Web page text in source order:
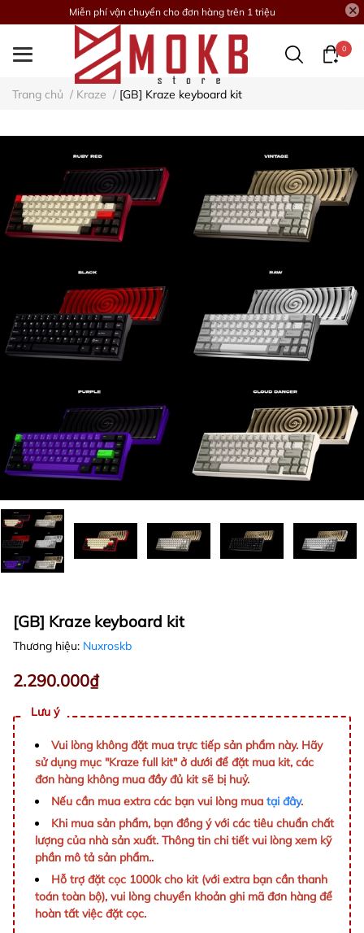
Miễn phí vận chuyển cho đơn hàng trên 1 triệu
0
Trang chủ / Kraze / [GB] Kraze keyboard kit
[GB] Kraze keyboard kit
Thương hiệu: Nuxroskb
2.290.000₫
Lưu ý
Vui lòng không đặt mua trực tiếp sản phẩm này. Hãy
sử dụng mục "Kraze full kit" ở dưới để đặt mua kit, các
đơn hàng không mua đầy đủ kit sẽ bị huỷ.
Nếu cần mua extra các bạn vui lòng mua tại đây.
Khi mua sản phẩm, bạn đồng ý với các tiêu chuẩn chất
lượng của nhà sản xuất. Thông tin chi tiết vui lòng xem kỹ
phần mô tả sản phẩm..
Hỗ trợ đặt cọc 1000k cho kit (với extra bạn cần thanh
toán toàn bộ), vui lòng chuyển khoản ghi mã đơn hàng để
hoàn tất việc đặt cọc.